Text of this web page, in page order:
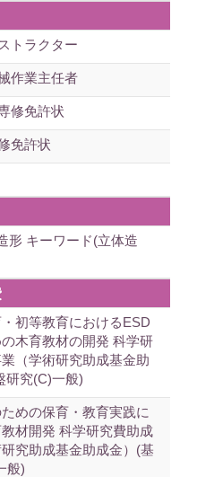
トラクター
作業主任者
修免許状
免許状
形 キーワード(立体造
初等教育におけるESD
木育教材の開発 科学研
（学術研究助成基金助
研究(C)一般)
めの保育・教育実践に
材開発 科学研究費助成
究助成基金助成金）(基
般)